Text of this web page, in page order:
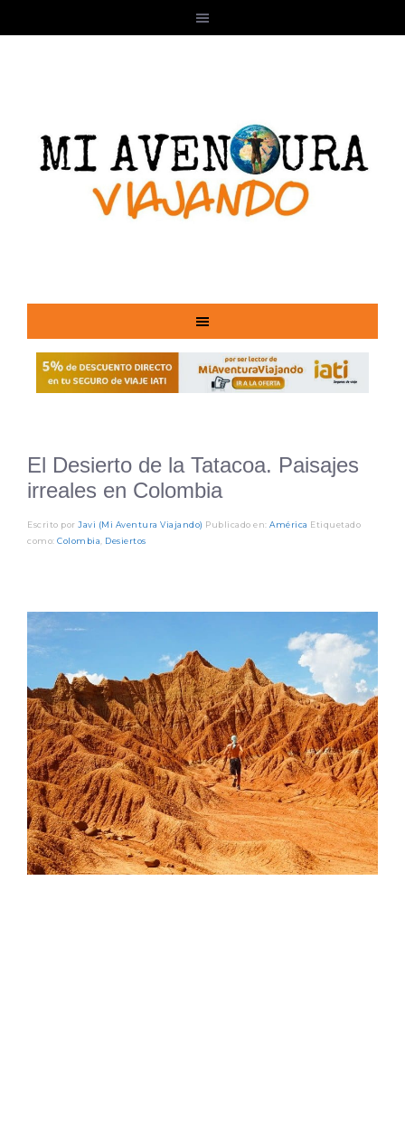
El Desierto de la Tatacoa. Paisajes
irreales en Colombia
Escrito por Javi (Mi Aventura Viajando) Publicado en: América Etiquetado
como: Colombia, Desiertos